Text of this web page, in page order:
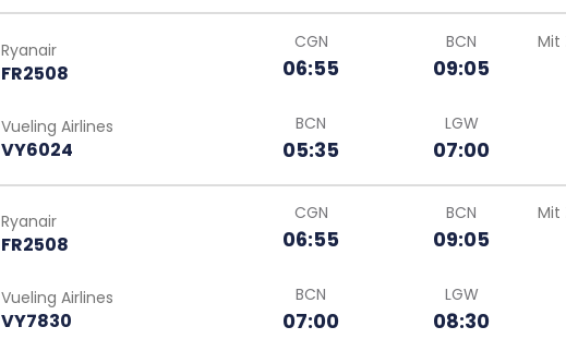
Ryanair
FR2508
CGN
06:55
BCN
09:05
Mit
Vueling Airlines
VY6024
BCN
05:35
LGW
07:00
Ryanair
FR2508
CGN
06:55
BCN
09:05
Mit
Vueling Airlines
VY7830
BCN
07:00
LGW
08:30